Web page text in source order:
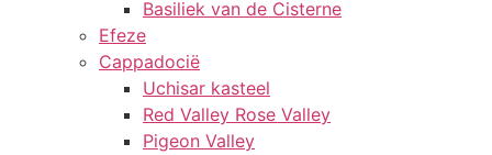
Basiliek van de Cisterne
Efeze
Cappadocië
Uchisar kasteel
Red Valley Rose Valley
Pigeon Valley